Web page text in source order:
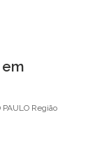
PAULO Região